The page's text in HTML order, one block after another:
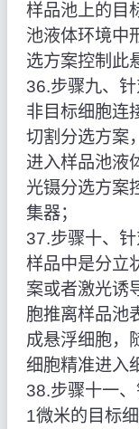
样品池上的目
池液体环境中
选方案控制此
36.步骤九、
非目标细胞连
切割分选方案
进入样品池液
光镊分选方案
集器；
37.步骤十、
样品中是分立
案或者激光诱
胞推离样品池
成悬浮细胞，
细胞精准进入
38.步骤十一
1微米的目标